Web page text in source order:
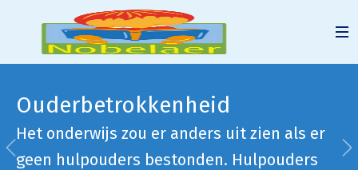
Vorige
Ouderbetrokkenheid
Het onderwijs zou er anders uit zien als er
geen hulpouders bestonden. Hulpouders